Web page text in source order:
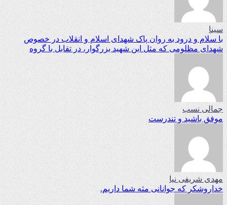
سینا
با سلام و درود به روان پاک شهدای اسلام و انقلاب در خصوص
شهدای مظلومی که مثل این شهید بزرگوار، در تقابل با گروه
جمالی نسب
موفق باشید و تندرست
مهدی شریفی نیا
خداروشکر که جوانانی مثه شما داریم.